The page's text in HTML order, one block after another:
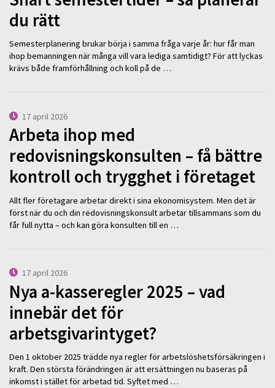
du rätt
Semesterplanering brukar börja i samma fråga varje år: hur får man
ihop bemanningen när många vill vara lediga samtidigt? För att lyckas
krävs både framförhållning och koll på de …
17 april 2026
Arbeta ihop med
redovisningskonsulten – få bättre
kontroll och trygghet i företaget
Allt fler företagare arbetar direkt i sina ekonomisystem. Men det är
först när du och din redovisningskonsult arbetar tillsammans som du
får full nytta – och kan göra konsulten till en …
17 april 2026
Nya a-kasseregler 2025 – vad
innebär det för
arbetsgivarintyget?
Den 1 oktober 2025 trädde nya regler för arbetslöshetsförsäkringen i
kraft. Den största förändringen är att ersättningen nu baseras på
inkomst i stället för arbetad tid. Syftet med …